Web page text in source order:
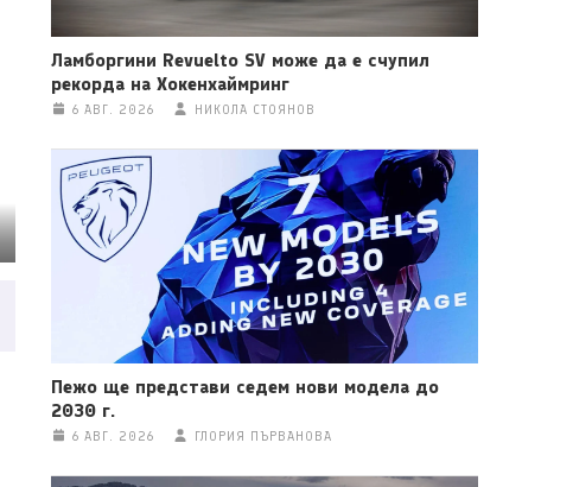
Ламборгини Revuelto SV може да е счупил
рекорда на Хокенхаймринг
6 АВГ. 2026 НИКОЛА СТОЯНОВ
Пежо ще представи седем нови модела до
2030 г.
6 АВГ. 2026 ГЛОРИЯ ПЪРВАНОВА